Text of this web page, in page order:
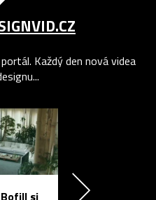
Každý den nová videa
si